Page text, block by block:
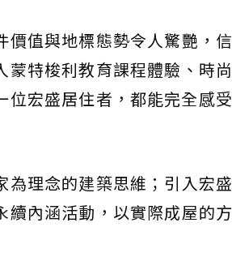
值與地標態勢令人驚艷，
特梭利教育課程體驗、時
宏盛居住者，都能完全感
為理念的建築思維；引入宏
內涵活動，以實際成屋的